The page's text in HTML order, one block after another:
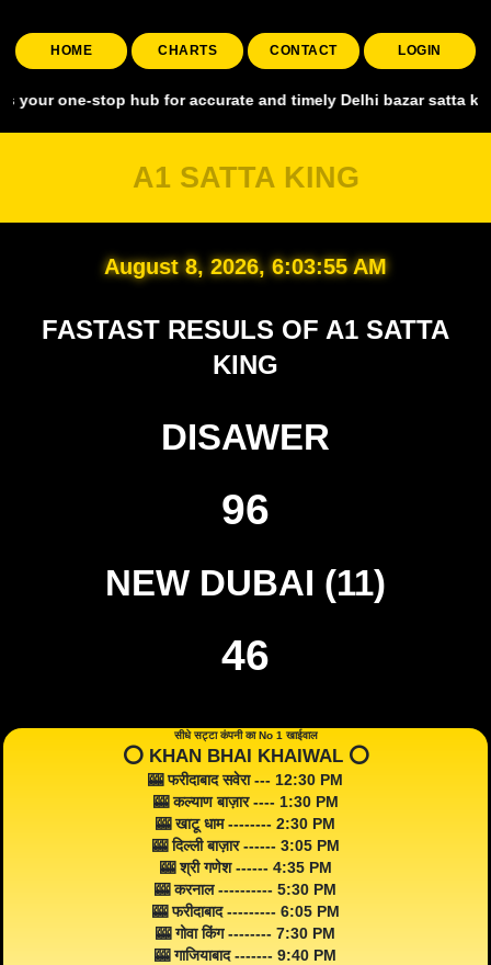
HOME CHARTS CONTACT LOGIN
stop hub for accurate and timely Delhi bazar satta king,
A1 SATTA KING
August 8, 2026, 6:03:55 AM
FASTAST RESULS OF A1 SATTA
KING
DISAWER
96
NEW DUBAI (11)
46
सीधे सट्टा कंपनी का No 1 खाईवाल
⭕️ KHAN BHAI KHAIWAL ⭕️
🎰 फरीदाबाद सवेरा --- 12:30 PM
🎰 कल्याण बाज़ार ---- 1:30 PM
🎰 खाटू धाम -------- 2:30 PM
🎰 दिल्ली बाज़ार ------ 3:05 PM
🎰 श्री गणेश ------ 4:35 PM
🎰 करनाल ---------- 5:30 PM
🎰 फरीदाबाद --------- 6:05 PM
🎰 गोवा किंग -------- 7:30 PM
🎰 गाजियाबाद ------- 9:40 PM